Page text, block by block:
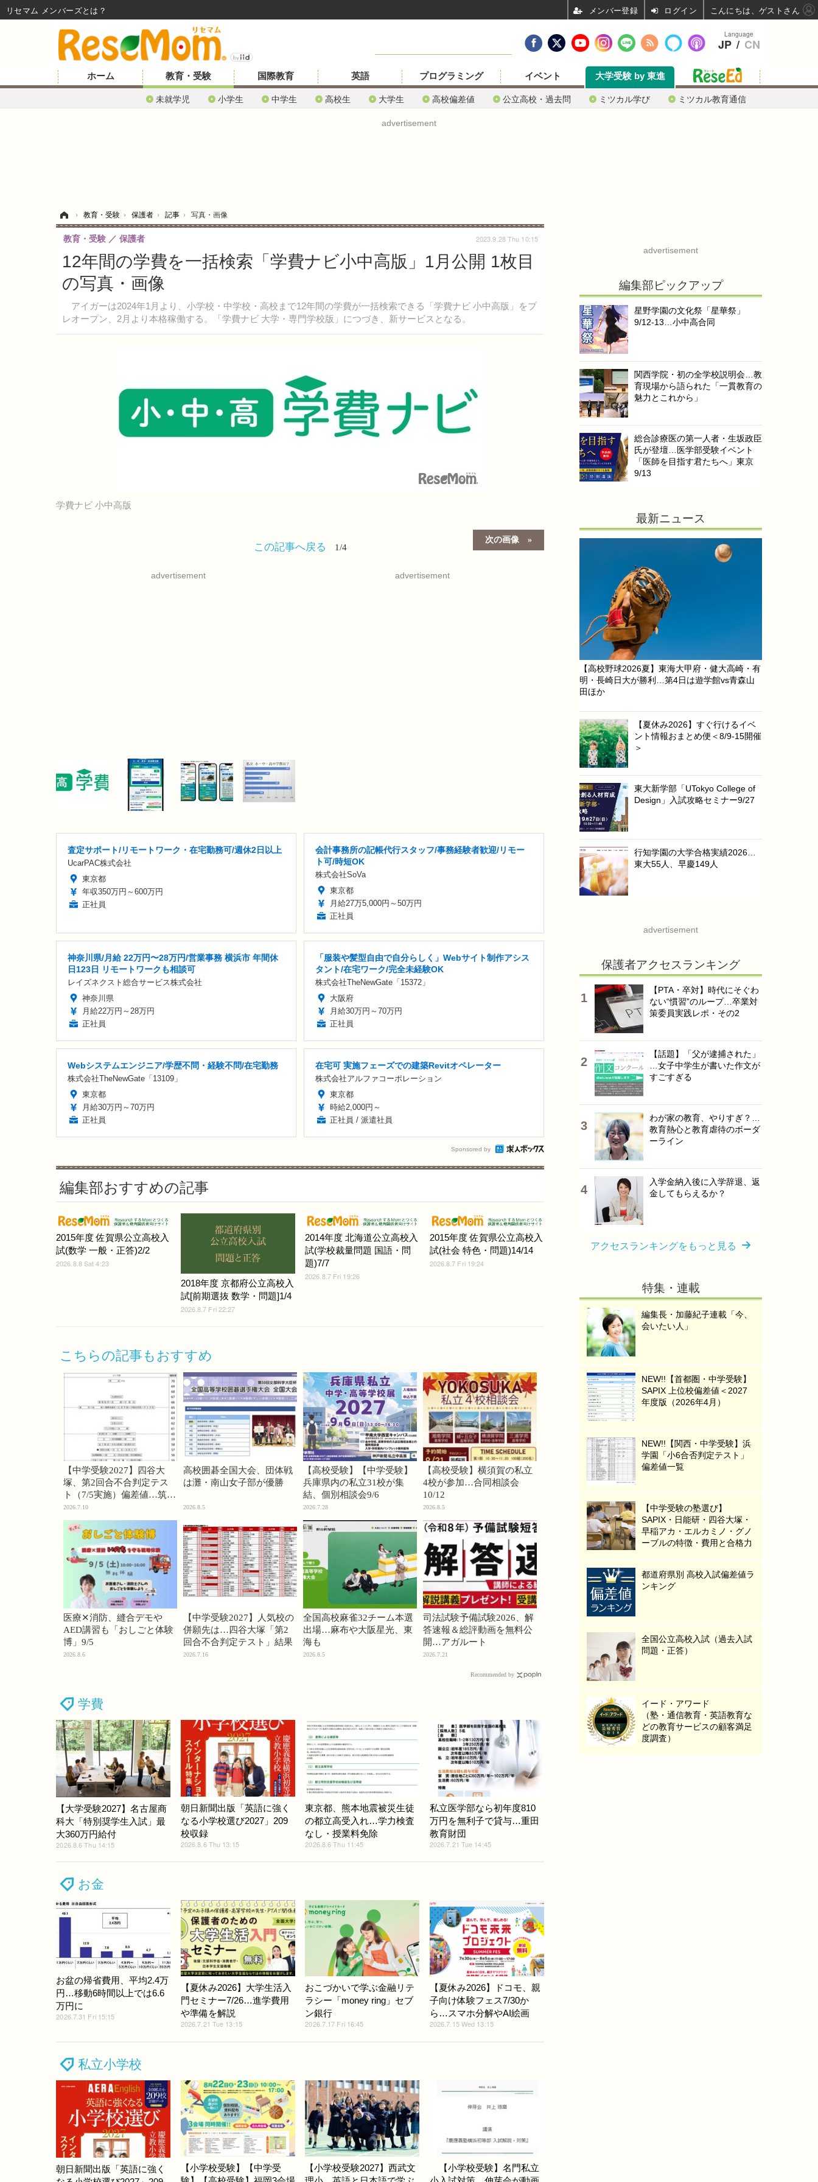
ホーム 教育・受験
未就学児 小学生 中学生 高校生 大学生 高校偏差値 公立高校・過去問 ミツカル学び ミツカル教育通信
国際教育 英語 プログラミング イベント 大学受験 by 東進
advertisement
› 教育・受験 › 保護者 › 記事 › 写真・画像
12年間の学費を一括検索「学費ナビ小中高版」1月公開 1枚目
の写真・画像
アイガーは2024年1月より、小学校・中学校・高校まで12年間の学費が一括検索できる「学費ナビ 小中高版」をプ
レオープン、2月より本格稼働する。「学費ナビ 大学・専門学校版」につづき、新サービスとなる。
教育・受験 保護者 2023.9.28 Thu 10:15
学費ナビ 小中高版
次の画像
この記事へ戻る 1/4
advertisement advertisement
査定サポート/リモートワーク・在宅勤務可/週休2日以上
UcarPAC株式会社
東京都
年収350万円～600万円
正社員
会計事務所の記帳代行スタッフ/事務経験者歓迎/リモー
ト可/時短OK
株式会社SoVa
東京都
月給27万5,000円～50万円
正社員
神奈川県/月給 22万円〜28万円/営業事務 横浜市 年間休
日123日 リモートワークも相談可
レイズネクスト総合サービス株式会社
神奈川県
月給22万円～28万円
正社員
「服装や髪型自由で自分らしく」Webサイト制作アシス
タント/在宅ワーク/完全未経験OK
株式会社TheNewGate「15372」
大阪府
月給30万円～70万円
正社員
Webシステムエンジニア/学歴不問・経験不問/在宅勤務
株式会社TheNewGate「13109」
東京都
月給30万円～70万円
正社員
在宅可 実施フェーズでの建築Revitオペレーター
株式会社アルファコーポレーション
東京都
時給2,000円～
正社員 / 派遣社員
Sponsored by
編集部おすすめの記事
2015年度 佐賀県公立高校入
試(数学 一般・正答)2/2
2026.8.8 Sat 4:23
2018年度 京都府公立高校入
試[前期選抜 数学・問題]1/4
2026.8.7 Fri 22:27
2014年度 北海道公立高校入
試(学校裁量問題 国語・問
題)7/7
2026.8.7 Fri 19:26
2015年度 佐賀県公立高校入
試(社会 特色・問題)14/14
2026.8.7 Fri 19:24
こちらの記事もおすすめ
【中学受験2027】四谷大
塚、第2回合不合判定テス
ト（7/5実施）偏差値…筑駒
74・桜蔭70＜PR＞
2026.7.10
高校囲碁全国大会、団体戦
は灘・南山女子部が優勝
2026.8.5
【高校受験】【中学受験】
兵庫県内の私立31校が集
結、個別相談会9/6
2026.7.28
【高校受験】横須賀の私立
4校が参加…合同相談会
10/12
2026.8.5
医療✕消防、縫合デモや
AED講習も「おしごと体験
博」9/5
2026.8.6
【中学受験2027】人気校の
併願先は…四谷大塚「第2
回合不合判定テスト」結果
2026.7.16
全国高校麻雀32チーム本選
出場…麻布や大阪星光、東
海も
2026.8.5
司法試験予備試験2026、解
答速報＆総評動画を無料公
開…アガルート
2026.7.21
Recommended by
学費
【大学受験2027】名古屋商
科大「特別奨学生入試」最
大360万円給付
2026.8.6 Thu 14:15
朝日新聞出版「英語に強く
なる小学校選び2027」209
校収録
2026.8.6 Thu 13:15
東京都、熊本地震被災生徒
の都立高受入れ…学力検査
なし・授業料免除
2026.8.6 Thu 11:45
私立医学部なら初年度810
万円を無利子で貸与…重田
教育財団
2026.7.21 Tue 14:45
お金
お盆の帰省費用、平均2.4万
円…移動6時間以上では6.6
万円に
2026.7.31 Fri 15:15
【夏休み2026】大学生活入
門セミナー7/26…進学費用
や準備を解説
2026.7.21 Tue 13:15
おこづかいで学ぶ金融リテ
ラシー「money ring」セブ
ン銀行
2026.7.17 Fri 16:45
【夏休み2026】ドコモ、親
子向け体験フェス7/30か
ら…スマホ分解やAI絵画
2026.7.15 Wed 13:15
私立小学校
朝日新聞出版「英語に強く
【小学校受験】【中学受
【小学校受験2027】西武文
【小学校受験】名門私立
advertisement
編集部ピックアップ
星野学園の文化祭「星華祭」
9/12-13…小中高合同
関西学院・初の全学校説明会…教
育現場から語られた「一貫教育の
魅力とこれから」
総合診療医の第一人者・生坂政臣
氏が登壇…医学部受験イベント
「医師を目指す君たちへ」東京
9/13
最新ニュース
【高校野球2026夏】東海大甲府・健大高崎・有
明・長崎日大が勝利…第4日は遊学館vs青森山
田ほか
【夏休み2026】すぐ行けるイベ
ント情報おまとめ便＜8/9-15開催
＞
東大新学部「UTokyo College of
Design」入試攻略セミナー9/27
行知学園の大学合格実績2026…
東大55人、早慶149人
advertisement
保護者アクセスランキング
【PTA・卒対】時代にそぐわ
ない“慣習”のループ…卒業対
策委員実践レポ・その2
【話題】「父が逮捕された」
…女子中学生が書いた作文が
すごすぎる
わが家の教育、やりすぎ？…
教育熱心と教育虐待のボーダ
ーライン
入学金納入後に入学辞退、返
金してもらえるか？
アクセスランキングをもっと見る
特集・連載
編集長・加藤紀子連載「今、
会いたい人」
NEW!!【首都圏・中学受験】
SAPIX 上位校偏差値＜2027
年度版（2026年4月）
NEW!!【関西・中学受験】浜
学園「小6合否判定テスト」
偏差値一覧
【中学受験の塾選び】
SAPIX・日能研・四谷大塚・
早稲アカ・エルカミノ・グノ
ーブルの特徴・費用と合格力
都道府県別 高校入試偏差値ラ
ンキング
全国公立高校入試（過去入試
問題・正答）
イード・アワード
（塾・通信教育・英語教育な
どの教育サービスの顧客満足
度調査）
Language
JP / CN
リセマム メンバーズ ログイン こんにちは、ゲストさん